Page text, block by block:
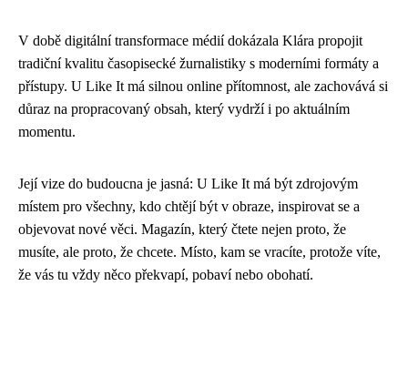
V době digitální transformace médií dokázala Klára propojit
tradiční kvalitu časopisecké žurnalistiky s moderními formáty a
přístupy. U Like It má silnou online přítomnost, ale zachovává si
důraz na propracovaný obsah, který vydrží i po aktuálním
momentu.
Její vize do budoucna je jasná: U Like It má být zdrojovým
místem pro všechny, kdo chtějí být v obraze, inspirovat se a
objevovat nové věci. Magazín, který čtete nejen proto, že
musíte, ale proto, že chcete. Místo, kam se vracíte, protože víte,
že vás tu vždy něco překvapí, pobaví nebo obohatí.